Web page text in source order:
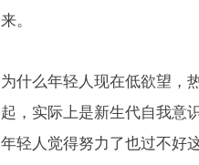
来。
为什么年轻人现在低欲望，
起，实际上是新生代自我意
年轻人觉得努力了也过不好